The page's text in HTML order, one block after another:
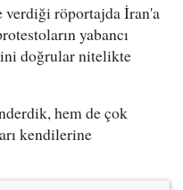
verdiği röportajda İran'a
yabancı
doğrular nitelikte
hem de çok
kendilerine